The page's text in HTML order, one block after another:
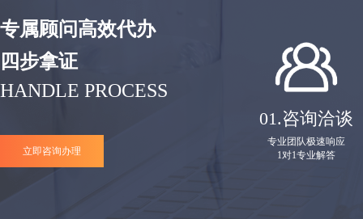
专属顾问高效代办
四步拿证
HANDLE PROCESS
立即咨询办理
01.咨询洽谈
专业团队极速响应
1对1专业解答